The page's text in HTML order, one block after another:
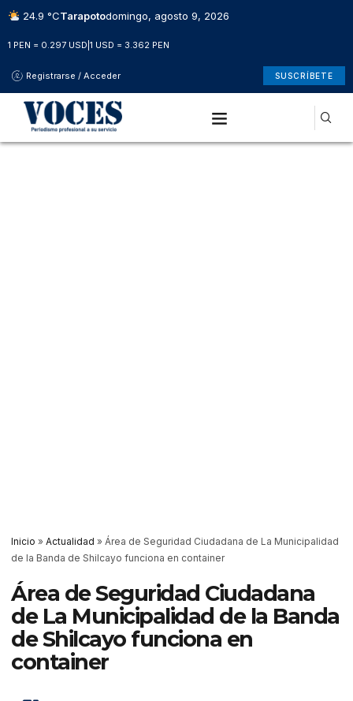
24.9 °CTarapotodomingo, agosto 9, 2026
1 PEN = 0.297 USD 1 USD = 3.362 PEN
Registrarse / Acceder SUSCRÍBETE
Inicio » Actualidad » Área de Seguridad Ciudadana de La Municipalidad
de la Banda de Shilcayo funciona en container
Área de Seguridad Ciudadana
de La Municipalidad de la Banda
de Shilcayo funciona en
container